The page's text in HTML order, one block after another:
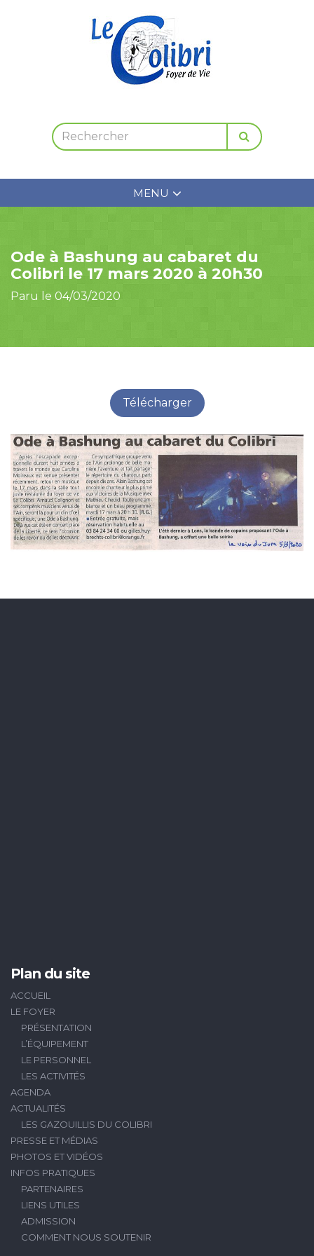
MENU
Ode à Bashung au cabaret du
Colibri le 17 mars 2020 à 20h30
Paru le 04/03/2020
Télécharger
Plan du site
ACCUEIL
LE FOYER
PRÉSENTATION
L’ÉQUIPEMENT
LE PERSONNEL
LES ACTIVITÉS
AGENDA
ACTUALITÉS
LES GAZOUILLIS DU COLIBRI
PRESSE ET MÉDIAS
PHOTOS ET VIDÉOS
INFOS PRATIQUES
PARTENAIRES
LIENS UTILES
ADMISSION
COMMENT NOUS SOUTENIR